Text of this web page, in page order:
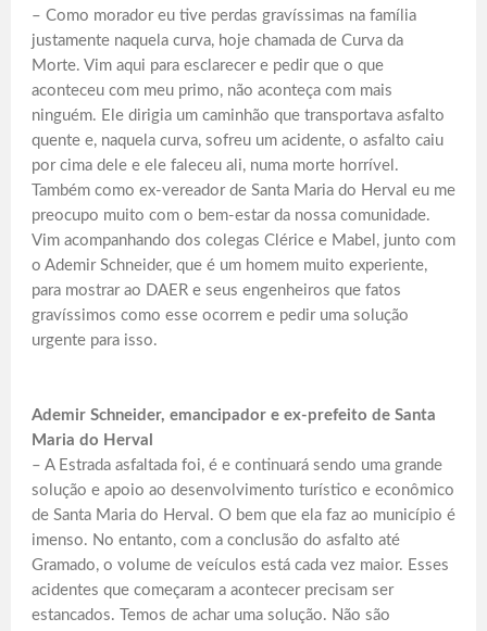
– Como morador eu tive perdas gravíssimas na família
justamente naquela curva, hoje chamada de Curva da
Morte. Vim aqui para esclarecer e pedir que o que
aconteceu com meu primo, não aconteça com mais
ninguém. Ele dirigia um caminhão que transportava asfalto
quente e, naquela curva, sofreu um acidente, o asfalto caiu
por cima dele e ele faleceu ali, numa morte horrível.
Também como ex-vereador de Santa Maria do Herval eu me
preocupo muito com o bem-estar da nossa comunidade.
Vim acompanhando dos colegas Clérice e Mabel, junto com
o Ademir Schneider, que é um homem muito experiente,
para mostrar ao DAER e seus engenheiros que fatos
gravíssimos como esse ocorrem e pedir uma solução
urgente para isso.
Ademir Schneider, emancipador e ex-prefeito de Santa
Maria do Herval
– A Estrada asfaltada foi, é e continuará sendo uma grande
solução e apoio ao desenvolvimento turístico e econômico
de Santa Maria do Herval. O bem que ela faz ao município é
imenso. No entanto, com a conclusão do asfalto até
Gramado, o volume de veículos está cada vez maior. Esses
acidentes que começaram a acontecer precisam ser
estancados. Temos de achar uma solução. Não são